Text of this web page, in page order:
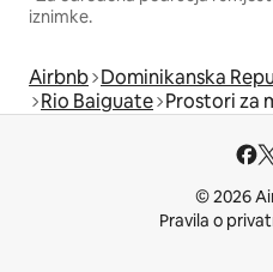
iznimke.
Airbnb Dominikanska
Rio Baiguate Prostori za
© 2026
Pravila o